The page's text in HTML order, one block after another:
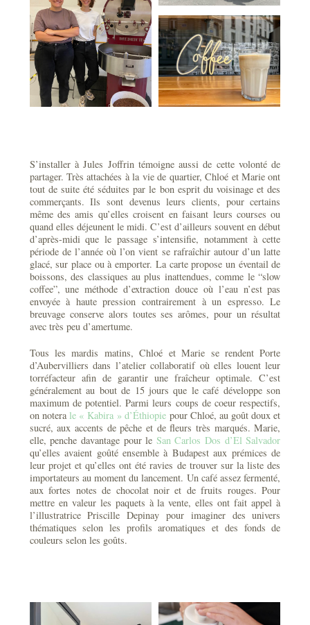
S’installer à Jules Joffrin témoigne aussi de cette volonté de
partager. Très attachées à la vie de quartier, Chloé et Marie ont
tout de suite été séduites par le bon esprit du voisinage et des
commerçants. Ils sont devenus leurs clients, pour certains
même des amis qu’elles croisent en faisant leurs courses ou
quand elles déjeunent le midi. C’est d’ailleurs souvent en début
d’après-midi que le passage s’intensifie, notamment à cette
période de l’année où l’on vient se rafraîchir autour d’un latte
glacé, sur place ou à emporter. La carte propose un éventail de
boissons, des classiques au plus inattendues, comme le “slow
coffee”, une méthode d’extraction douce où l’eau n’est pas
envoyée à haute pression contrairement à un espresso. Le
breuvage conserve alors toutes ses arômes, pour un résultat
avec très peu d’amertume.
Tous les mardis matins, Chloé et Marie se rendent Porte
d’Aubervilliers dans l’atelier collaboratif où elles louent leur
torréfacteur afin de garantir une fraîcheur optimale. C’est
généralement au bout de 15 jours que le café développe son
maximum de potentiel. Parmi leurs coups de coeur respectifs,
on notera le « Kabira » d’Éthiopie pour Chloé, au goût doux et
sucré, aux accents de pêche et de fleurs très marqués. Marie,
elle, penche davantage pour le San Carlos Dos d’El Salvador
qu’elles avaient goûté ensemble à Budapest aux prémices de
leur projet et qu’elles ont été ravies de trouver sur la liste des
importateurs au moment du lancement. Un café assez fermenté,
aux fortes notes de chocolat noir et de fruits rouges. Pour
mettre en valeur les paquets à la vente, elles ont fait appel à
l’illustratrice Priscille Depinay pour imaginer des univers
thématiques selon les profils aromatiques et des fonds de
couleurs selon les goûts.